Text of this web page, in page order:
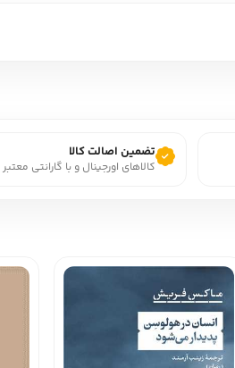
تضمین اصالت کالا
کالاهای اورجینال و با گارانتی معتبر